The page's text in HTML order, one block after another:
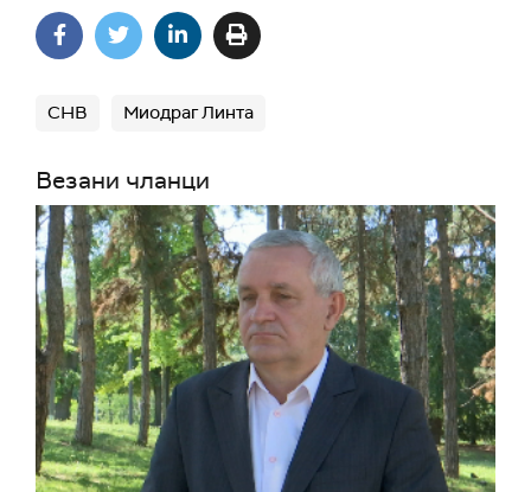
СНВ Миодраг Линта
Везани чланци